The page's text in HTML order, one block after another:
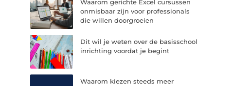
Waarom gerichte Excel cursussen
onmisbaar zijn voor professionals
die willen doorgroeien
Dit wil je weten over de basisschool
inrichting voordat je begint
Waarom kiezen steeds meer